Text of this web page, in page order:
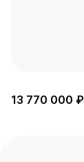
13 770 000 ₽